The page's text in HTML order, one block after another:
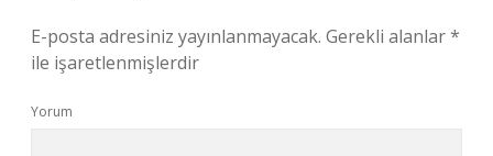
E-posta adresiniz yayınlanmayacak. Gerekli alanlar*
ile işaretlenmişlerdir
Yorum